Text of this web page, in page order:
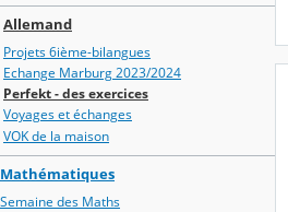
Allemand
Projets 6ième-bilangues
Echange Marburg 2023/2024
Perfekt - des exercices
Voyages et échanges
VOK de la maison
Mathématiques
Semaine des Maths